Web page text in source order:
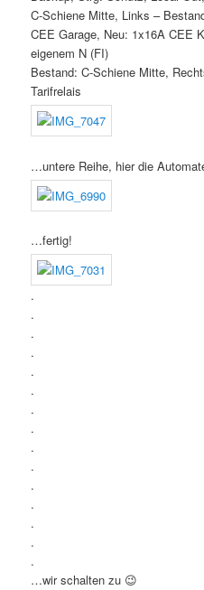
C-Schiene Mitte, Links –
CEE Garage, Neu: 1x16A CEE
eigenem N (FI)
Bestand: C-Schiene Mitte,
Tarifrelais
…untere Reihe, hier die
…fertig!
.
.
.
.
.
.
.
.
.
.
.
.
.
.
.
…wir schalten zu 😉